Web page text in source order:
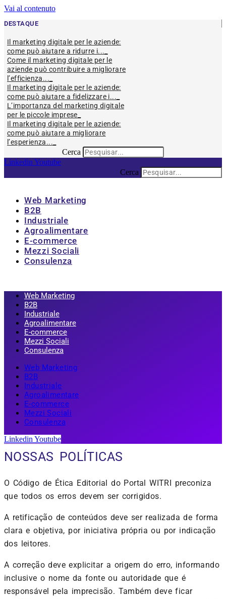
Vai al contenuto
DESTAQUE
Il marketing digitale per le aziende:
come può aiutare a ridurre i...
Come il marketing digitale per le
aziende può contribuire a migliorare
l’efficienza...
Il marketing digitale per le aziende:
come può aiutare a fidelizzare i...
L’importanza del marketing digitale
per le piccole imprese
Il marketing digitale per le aziende:
come può aiutare a migliorare
l’esperienza...
Cerca
Linkedin Youtube
Cerca
Web Marketing
B2B
Industriale
Agroalimentare
E-commerce
Mezzi Sociali
Consulenza
Web Marketing
B2B
Industriale
Agroalimentare
E-commerce
Mezzi Sociali
Consulenza
Web Marketing
B2B
Industriale
Agroalimentare
E-commerce
Mezzi Sociali
Consulenza
Linkedin Youtube
NOSSAS POLÍTICAS
O Código de Ética Editorial do Portal WITRI preconiza
que todos os erros devem ser corrigidos.
A retificação de conteúdos deve ser realizada de forma
clara e objetiva, por iniciativa própria ou por indicação
dos leitores.
A correção deve explicitar a origem do erro, informando
inclusive o nome da fonte ou autoridade que é
responsável pela imprecisão. Também deve ficar